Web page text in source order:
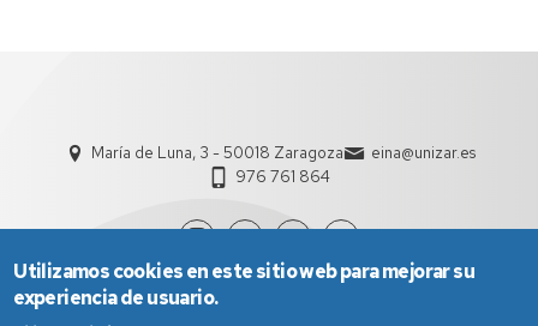
María de Luna, 3 - 50018 Zaragoza
eina@unizar.es
976 761 864
Utilizamos cookies en este sitio web para mejorar su
experiencia de usuario.